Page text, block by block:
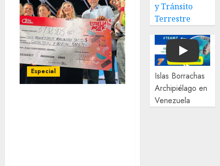
Especial
y Tránsito
Terrestre
Play
Islas Borrachas
Archipiélago en
Venezuela